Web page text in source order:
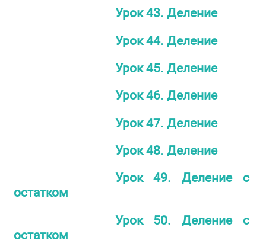
Урок 43. Деление
Урок 44. Деление
Урок 45. Деление
Урок 46. Деление
Урок 47. Деление
Урок 48. Деление
Урок 49. Деление с
остатком
Урок 50. Деление с
остатком